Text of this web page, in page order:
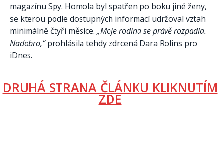
magazínu Spy. Homola byl spatřen po boku jiné ženy,
se kterou podle dostupných informací udržoval vztah
minimálně čtyři měsíce. „Moje rodina se právě rozpadla.
Nadobro,“prohlásila tehdy zdrcená Dara Rolins pro
iDnes.
DRUHÁ STRANA ČLÁNKU KLIKNUTÍM
ZDE